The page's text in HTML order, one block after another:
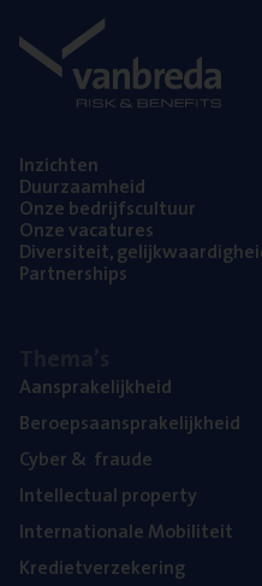
Inzich­ten
Duur­zaam­heid
Onze bedrijfs­cul­tuur
Onze vaca­tu­res
Diver­si­teit,
Part­ner­ships
Aan­spra­ke­lijk­heid
Beroeps­aan­spra­ke­lijk­heid
Cyber& fraude
Intel­lec­tu­al property
Inter­na­ti­o­na­le Mobiliteit
Kre­diet­ver­ze­ke­ring